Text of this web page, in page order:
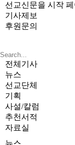
선교신문을 시작
기사제보
후원문의
전체기사
뉴스
선교단체
기획
사설/칼럼
추천서적
자료실
뉴스